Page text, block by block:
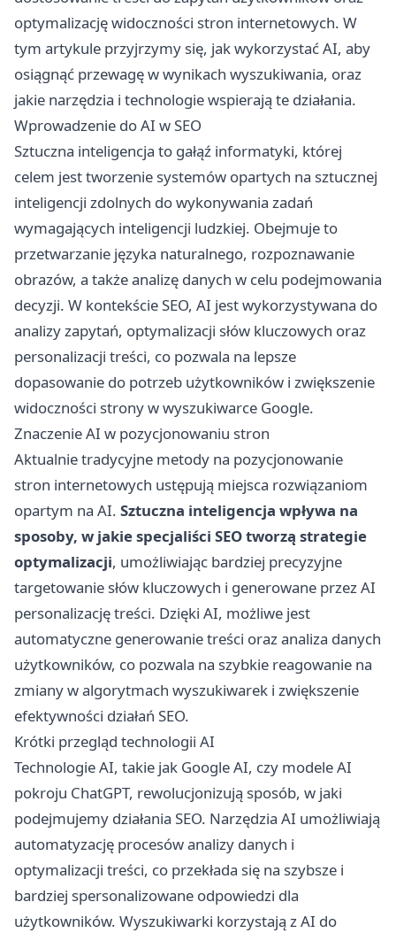
optymalizację widoczności stron internetowych. W
tym artykule przyjrzymy się, jak wykorzystać AI, aby
osiągnąć przewagę w wynikach wyszukiwania, oraz
jakie narzędzia i technologie wspierają te działania.
Wprowadzenie do AI w SEO
Sztuczna inteligencja to gałąź informatyki, której
celem jest tworzenie systemów opartych na sztucznej
inteligencji zdolnych do wykonywania zadań
wymagających inteligencji ludzkiej. Obejmuje to
przetwarzanie języka naturalnego, rozpoznawanie
obrazów, a także analizę danych w celu podejmowania
decyzji. W kontekście SEO, AI jest wykorzystywana do
analizy zapytań, optymalizacji słów kluczowych oraz
personalizacji treści, co pozwala na lepsze
dopasowanie do potrzeb użytkowników i zwiększenie
widoczności strony w wyszukiwarce Google.
Znaczenie AI w pozycjonowaniu stron
Aktualnie tradycyjne metody na pozycjonowanie
stron internetowych ustępują miejsca rozwiązaniom
opartym na AI. Sztuczna inteligencja wpływa na
sposoby, w jakie specjaliści SEO tworzą strategie
optymalizacji, umożliwiając bardziej precyzyjne
targetowanie słów kluczowych i generowane przez AI
personalizację treści. Dzięki AI, możliwe jest
automatyczne generowanie treści oraz analiza danych
użytkowników, co pozwala na szybkie reagowanie na
zmiany w algorytmach wyszukiwarek i zwiększenie
efektywności działań SEO.
Krótki przegląd technologii AI
Technologie AI, takie jak Google AI, czy modele AI
pokroju ChatGPT, rewolucjonizują sposób, w jaki
podejmujemy działania SEO. Narzędzia AI umożliwiają
automatyzację procesów analizy danych i
optymalizacji treści, co przekłada się na szybsze i
bardziej spersonalizowane odpowiedzi dla
użytkowników. Wyszukiwarki korzystają z AI do